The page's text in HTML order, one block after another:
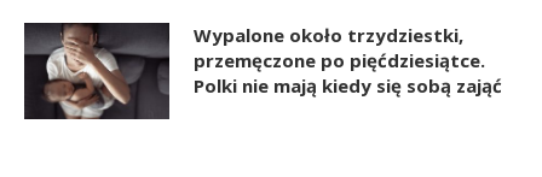
Wypalone około trzydziestki,
przemęczone po pięćdziesiątce.
Polki nie mają kiedy się sobą zająć